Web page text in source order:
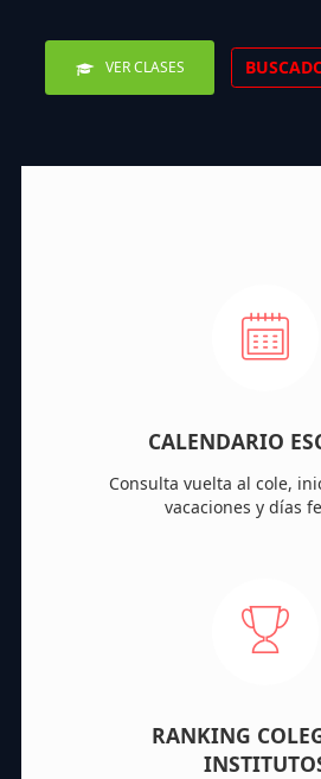
VER CLASES
CALENDARIO
Consulta vuelta al cole,
vacaciones y días
RANKING